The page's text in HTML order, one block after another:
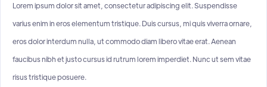
Lorem ipsum dolor sit amet, consectetur adipiscing elit. Suspendisse
varius enim in eros elementum tristique. Duis cursus, mi quis viverra ornare,
eros dolor interdum nulla, ut commodo diam libero vitae erat. Aenean
faucibus nibh et justo cursus id rutrum lorem imperdiet. Nunc ut sem vitae
risus tristique posuere.